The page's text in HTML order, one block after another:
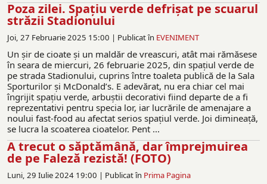
Poza zilei. Spaţiu verde defrişat pe scuarul
străzii Stadionului
Joi, 27 Februarie 2025 15:00 | Publicat în EVENIMENT
Un şir de cioate şi un maldăr de vreascuri, atât mai rămăsese
în seara de miercuri, 26 februarie 2025, din spaţiul verde de
pe strada Stadionului, cuprins între toaleta publică de la Sala
Sporturilor şi McDonald’s. E adevărat, nu era chiar cel mai
îngrijit spaţiu verde, arbuştii decorativi fiind departe de a fi
reprezentativi pentru specia lor, iar lucrările de amenajare a
noului fast-food au afectat serios spaţiul verde. Joi dimineaţă,
se lucra la scoaterea cioatelor. Pent ...
A trecut o săptămână, dar împrejmuirea
de pe Faleză rezistă! (FOTO)
Luni, 29 Iulie 2024 19:00 | Publicat în Prima Pagina